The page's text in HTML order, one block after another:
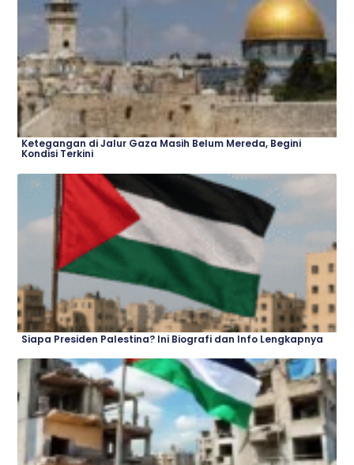
Ketegangan di Jalur Gaza Masih Belum Mereda, Begini
Kondisi Terkini
Siapa Presiden Palestina? Ini Biografi dan Info Lengkapnya